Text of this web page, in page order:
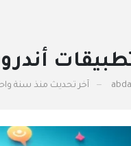
آخر تحديث منذ سنة